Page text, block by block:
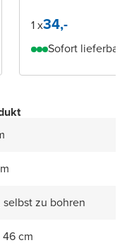
1 x34,-
Sofort lieferbar
selbst zu bohren
46 cm